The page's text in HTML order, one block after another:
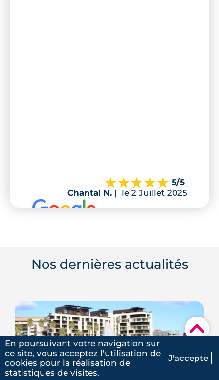
Ma recherche Contactez-nous
▾
5/5
Chantal N. | le 2 Juillet 2025
Nos dernières actualités
En poursuivant votre navigation sur
ce site, vous acceptez l'utilisation de
cookies pour la réalisation de
statistiques de visites.
J'accepte